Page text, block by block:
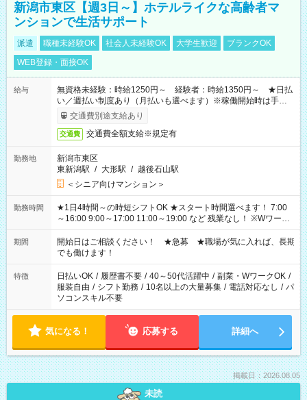
新潟市東区【週3日～】ホテルライクな高齢者マ
ンションで生活サポート
派遣 職種未経験OK 社会人未経験OK 大学生歓迎
ブランクOK
WEB登録・面接OK
給与
無資格未経験：時給1250円～ 経験者：時給1350円～ ★日払
い／週払い制度あり（月払いも選べます）※稼働開始時は手続き
完了次第のお支払いとなります。
交通費別途支給あり
交通費 交通費全額支給※規定有
勤務地
新潟市東区
東新潟駅 / 大形駅 / 越後石山駅
＜シニア向けマンション＞
勤務時間
★1日4時間～の時短シフトOK ★スタート時間選べます！ 7:00
～16:00 9:00～17:00 11:00～19:00 など 残業なし！ ※Wワーク
の場合、他のお仕事と合わせ週40時間超の就業はご案内できま
せん ※法令に基づき、週20時間以上勤務は社会保険への加入対
象となります ※労働者派遣法（日雇い派遣の原則禁止）によ
り、短時間・短期間の就業はご案内が難しい場合があります
期間
開始日はご相談ください！ ★急募 ★職場が気に入れば、長期
でも働けます！
特徴 日払いOK / 履歴書不要 / 40～50代活躍中 / 副業・WワークOK /
服装自由 / シフト勤務 / 10名以上の大量募集 / 電話対応なし / パ
ソコンスキル不要
気になる！ 応募する 詳細へ
掲載日：2026.08.05
未読